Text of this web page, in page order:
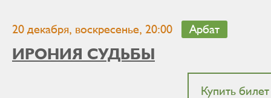
20 декабря, воскресенье, 20:00 Арбат
ИРОНИЯ СУДЬБЫ
Купить билет